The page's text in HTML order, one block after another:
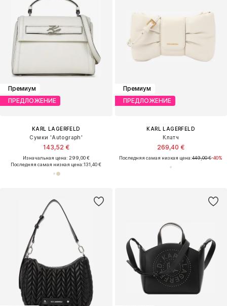
Премиум
ПРЕДЛОЖЕНИЕ
KARL LAGERFELD
Сумки 'Autograph'
143,52 €
Изначальная цена: 299,00 €
Последняя самая низкая цена:131,40 €
Премиум
ПРЕДЛОЖЕНИЕ
KARL LAGERFELD
Клатч
269,40 €
Последняя самая низкая цена:449,00 €-40%